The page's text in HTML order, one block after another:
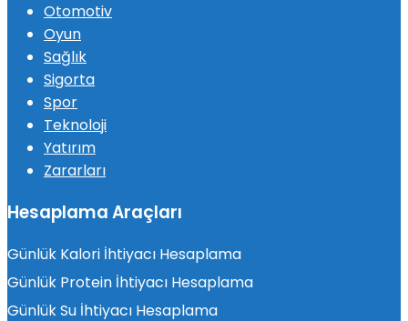
Otomotiv
Oyun
Sağlık
Sigorta
Spor
Teknoloji
Yatırım
Zararları
Hesaplama Araçları
Günlük Kalori İhtiyacı Hesaplama
Günlük Protein İhtiyacı Hesaplama
Günlük Su İhtiyacı Hesaplama